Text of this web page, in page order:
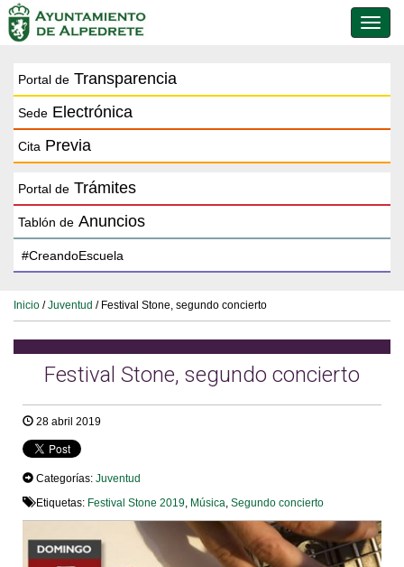
de
Portal de Transparencia
Sede Electrónica
Cita Previa
Portal de Trámites
Tablón de Anuncios
Inicio /Juventud / Festival Stone, segundo concierto
Festival Stone, segundo concierto
28 abril 2019
Categorías: Juventud
Etiquetas: Festival Stone 2019 Música Segundo concierto